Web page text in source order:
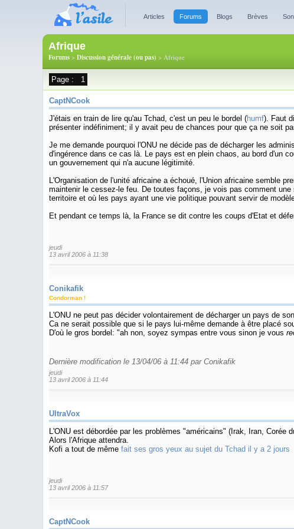
Articles Forums Blogs Brèves
Afrique
Forums > Discussion générale (ou pas) > Afrique
Page : 1
CaptNCook
J'étais en train de lire qu'au Tchad, c'est un peu le bordel (humf). Faut
présenter indéfiniment; il y avait peu de chances pour que ça ne soit
Je me demande pourquoi l'ONU ne décide pas de décharger les
d'ingérence dans ce cas là. Le pays est en plein chaos, au bord d'un
un gouvernement qui n'a aucune légitimité.
L'Organisation de l'unité africaine a échoué, l'Union africaine semble
maintenir le cessez-le feu. De toutes façons, je vois pas comment
territoire et où les pays ayant une vie politique pouvant servir de
Et pendant ce temps là, la France se dit contre les coups d'Etat et
jeudi
13 avril 2006 à 11:38
Conikafik
Condorman !
L'ONU ne peut pas décider volontairement de décharger un pays de
Ca ne serait possible que si le pays lui-même demande à être placé
D'où le gros bordel: "ah non, soyez sympas entre vous sinon je vous
Dernière modification le 13/04/06 à 11:44 par Conikafik
jeudi
13 avril 2006 à 11:44
UltraVox
L'ONU est débordée par les problèmes "américains" (Irak, Iran, Corée
Alors l'Afrique attendra.
Kofi a tout de même fait ses gros yeux au sujet du Tchad il y a 2 jours
jeudi
13 avril 2006 à 11:57
CaptNCook